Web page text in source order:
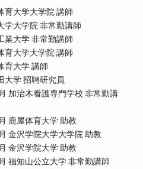
育大学大学院 講師
学大学院 非常勤講師
業大学 非常勤講師
育大学大学院 講師
育大学 講師
大学 招聘研究員
加治木看護専門学校 非常勤講
鹿屋体育大学 助教
金沢学院大学大学院 助教
金沢学院大学 助教
福知山公立大学 非常勤講師